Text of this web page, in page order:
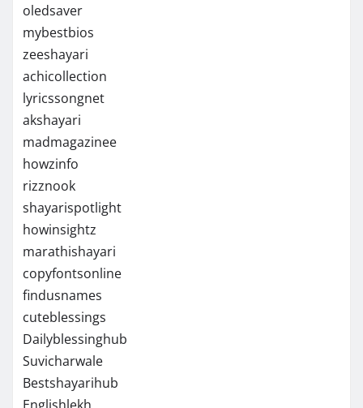
oledsaver
mybestbios
zeeshayari
achicollection
lyricssongnet
akshayari
madmagazinee
howzinfo
rizznook
shayarispotlight
howinsightz
marathishayari
copyfontsonline
findusnames
cuteblessings
Dailyblessinghub
Suvicharwale
Bestshayarihub